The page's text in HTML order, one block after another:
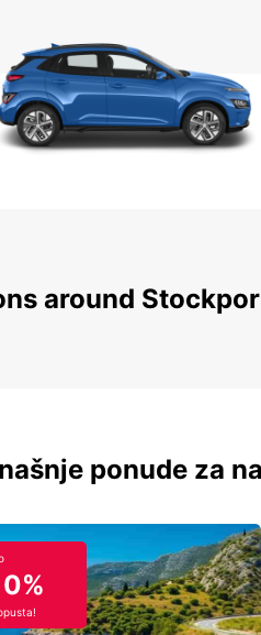
around
ponude za